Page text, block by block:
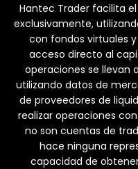
Hantec Trader facilita
exclusivamente,
con fondos virtuales
acceso directo al
operaciones se llevan
utilizando datos de
de proveedores de
realizar operaciones
no son cuentas de
hace ninguna
capacidad de